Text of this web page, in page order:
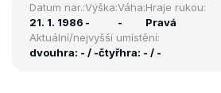
Datum nar.:
21. 1. 1986
Výška:
-
Váha:
-
Hraje rukou:
Pravá
Aktuální/nejvyšší umístění:
dvouhra: - / -čtyřhra: - / -